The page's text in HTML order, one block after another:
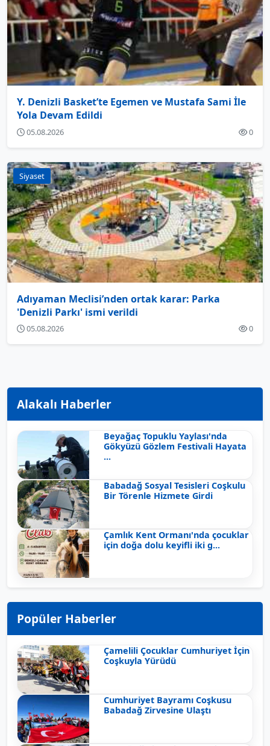
Y. Denizli Basket’te Egemen ve Mustafa Sami İle
Yola Devam Edildi
05.08.2026 0
Siyaset
Adıyaman Meclisi’nden ortak karar: Parka
'Denizli Parkı' ismi verildi
05.08.2026 0
Alakalı Haberler
Beyağaç Topuklu Yaylası'nda
Gökyüzü Gözlem Festivali Hayata
...
Babadağ Sosyal Tesisleri Coşkulu
Bir Törenle Hizmete Girdi
Çamlık Kent Ormanı'nda çocuklar
için doğa dolu keyifli iki g...
Popüler Haberler
Çamelili Çocuklar Cumhuriyet İçin
Coşkuyla Yürüdü
Cumhuriyet Bayramı Coşkusu
Babadağ Zirvesine Ulaştı